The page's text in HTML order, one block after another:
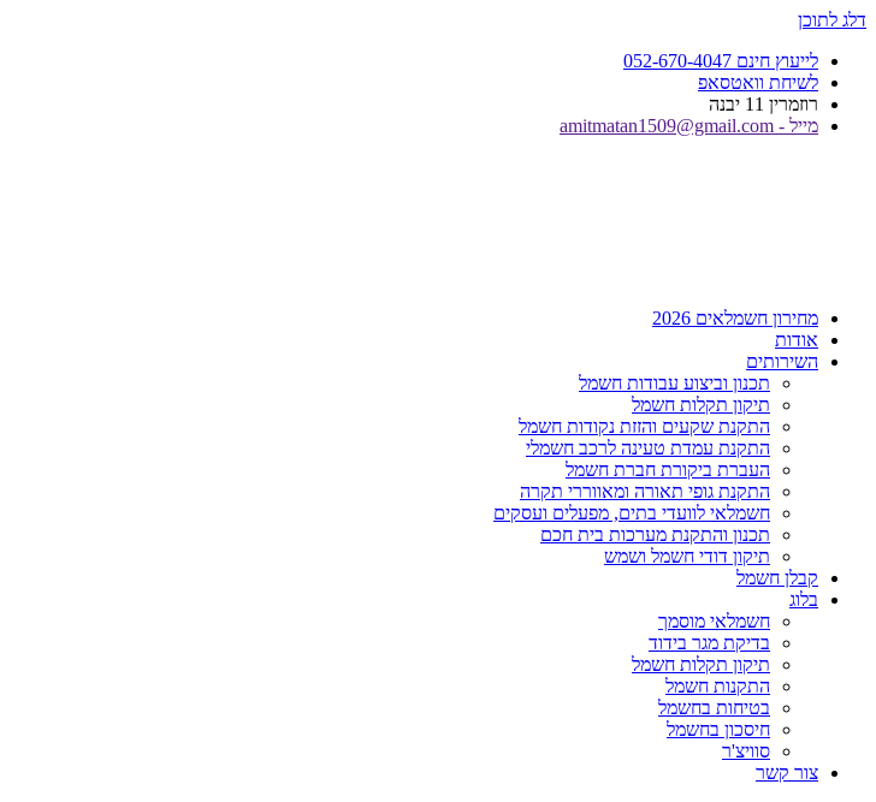
דלג לתוכן
לייעוץ חינם 052-670-4047
לשיחת וואטסאפ
רוזמרין 11 יבנה
מייל - amitmatan1509@gmail.com
מחירון חשמלאים 2026
אודות
השירותים
תכנון וביצוע עבודות חשמל
תיקון תקלות חשמל
התקנת שקעים והזזת נקודות חשמל
התקנת עמדת טעינה לרכב חשמלי
העברת ביקורת חברת חשמל
התקנת גופי תאורה ומאווררי תקרה
חשמלאי לוועדי בתים, מפעלים ועסקים
תכנון והתקנת מערכות בית חכם
תיקון דודי חשמל ושמש
קבלן חשמל
בלוג
חשמלאי מוסמך
בדיקת מגר בידוד
תיקון תקלות חשמל
התקנות חשמל
בטיחות בחשמל
חיסכון בחשמל
סוויצ'ר
צור קשר